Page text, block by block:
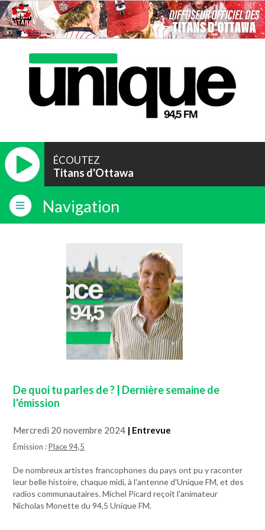
ÉCOUTEZ
Titans d'Ottawa
Navigation
De quoi tu parles de ? | Dernière semaine de
l'émission
Mercredi 20 novembre 2024 | Entrevue
Émission :Place 94,5
De nombreux artistes francophones du pays ont pu y raconter
leur belle histoire, chaque midi, à l'antenne d'Unique FM, et des
radios communautaires. Michel Picard reçoit l'animateur
Nicholas Monette du 94,5 Unique FM.